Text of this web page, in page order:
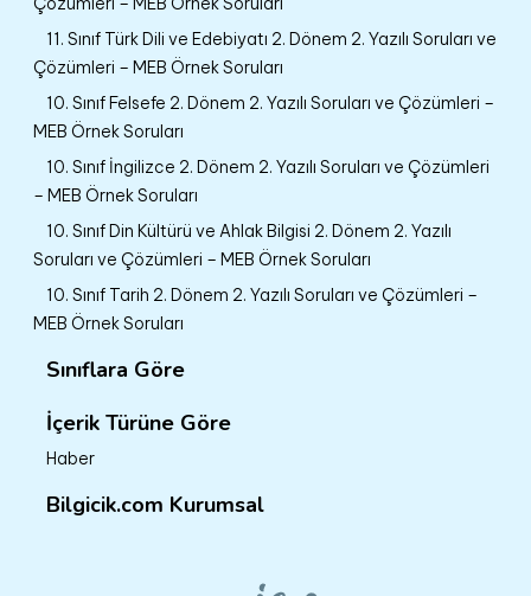
11. Sınıf Türk Dili ve Edebiyatı 2. Dönem 2. Yazılı Soruları ve
Çözümleri – MEB Örnek Soruları
10. Sınıf Felsefe 2. Dönem 2. Yazılı Soruları ve Çözümleri –
MEB Örnek Soruları
10. Sınıf İngilizce 2. Dönem 2. Yazılı Soruları ve Çözümleri
– MEB Örnek Soruları
10. Sınıf Din Kültürü ve Ahlak Bilgisi 2. Dönem 2. Yazılı
Soruları ve Çözümleri – MEB Örnek Soruları
10. Sınıf Tarih 2. Dönem 2. Yazılı Soruları ve Çözümleri –
MEB Örnek Soruları
Sınıflara Göre
İçerik Türüne Göre
Haber
Bilgicik.com Kurumsal